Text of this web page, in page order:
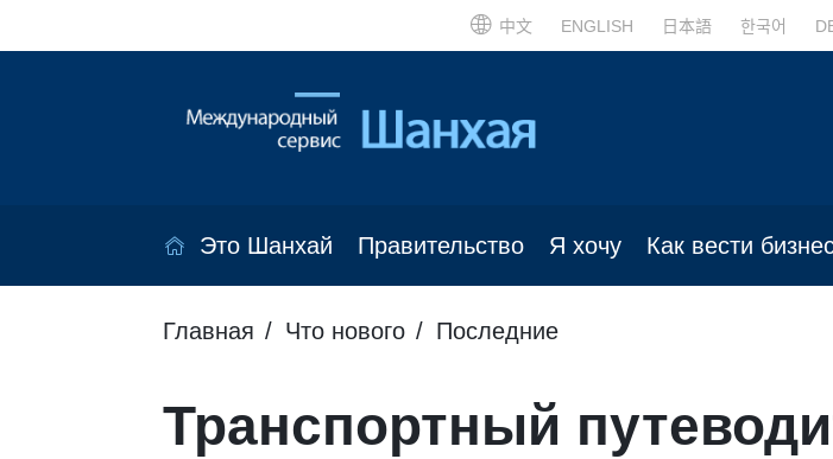
中文 ENGLISH 日本語 한국어
Это Шанхай Правительство Я хочу Как вести
Главная Что нового Последние
Транспортный